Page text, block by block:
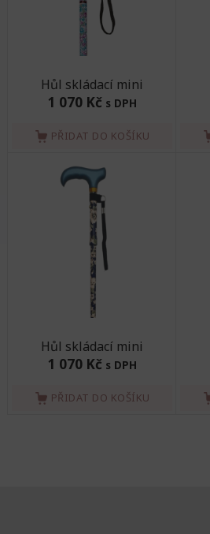
Hůl skládací mini
1 070 Kč s DPH
PŘIDAT DO KOŠÍKU
Hůl skládací mini
1 070 Kč s DPH
PŘIDAT DO KOŠÍKU